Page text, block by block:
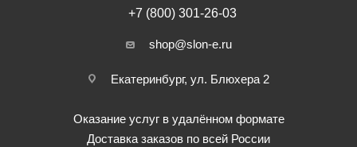
+7 (800) 301-26-03
shop@slon-e.ru
Екатеринбург, ул. Блюхера 2
Оказание услуг в удалённом формате
Доставка заказов по всей России